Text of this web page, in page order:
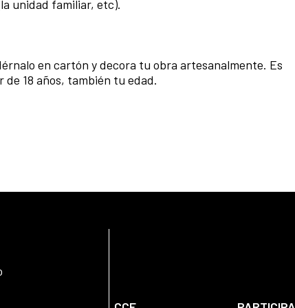
unidad familiar, etc).
en cartón y decora tu obra artesanalmente. Es
de 18 años, también tu edad.